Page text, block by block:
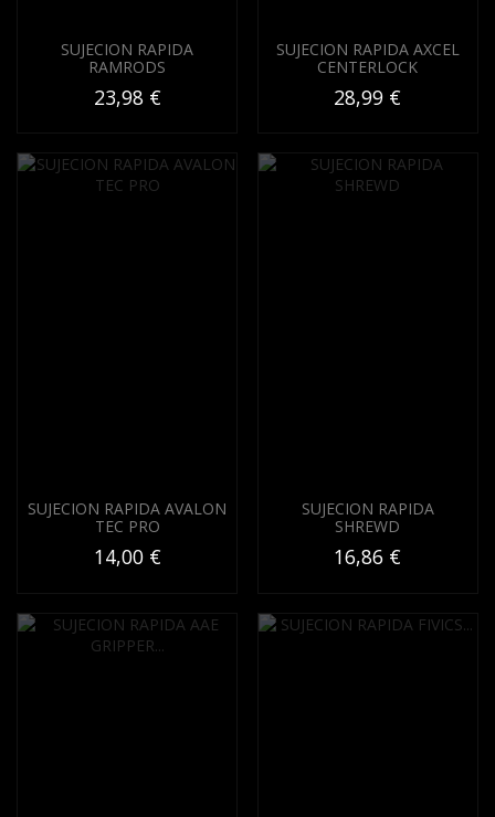
SUJECION RAPIDA
RAMRODS
23,98 €
SUJECION RAPIDA AXCEL
CENTERLOCK
28,99 €
SUJECION RAPIDA AVALON
TEC PRO
14,00 €
SUJECION RAPIDA
SHREWD
16,86 €